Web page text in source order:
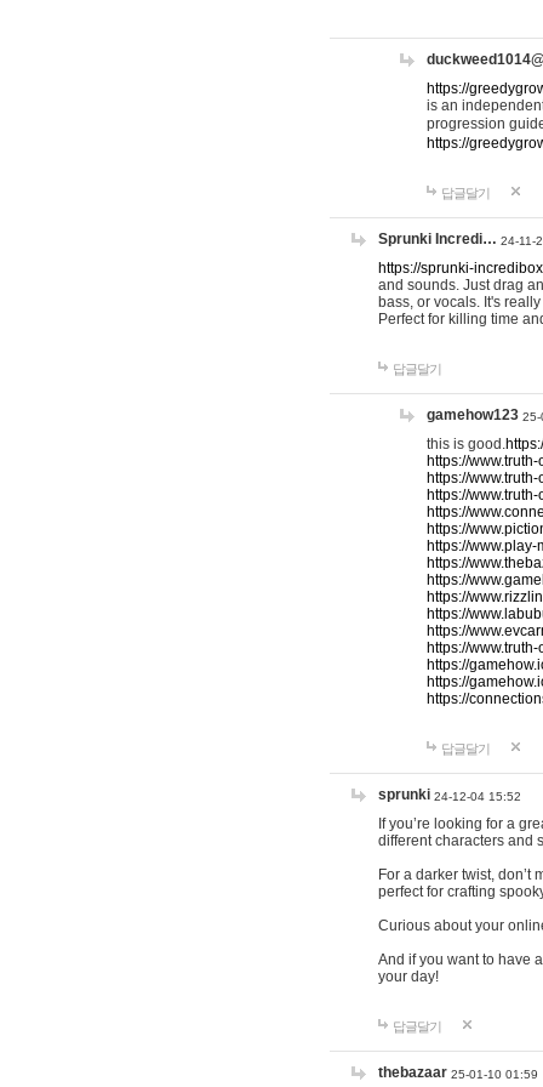
https://
is an
progression
https://
답글달기
Sprunki Incredi… 24-11-
https://sprunki-
and sounds. Just drag
bass, or vocals. It's
Perfect for killing time
답글달기
gamehow123 25-
this is good.
https://
https://
https://
https://
https://
https://
https://
https://
https://
https://
https://
https://
https://
https://
https://
답글달기
sprunki 24-12-04 15:52
If you’re looking for a
different characters and
For a darker twist, don’t
perfect for crafting
Curious about your
And if you want to have
your day!
답글달기
thebazaar 25-01-10 01:59